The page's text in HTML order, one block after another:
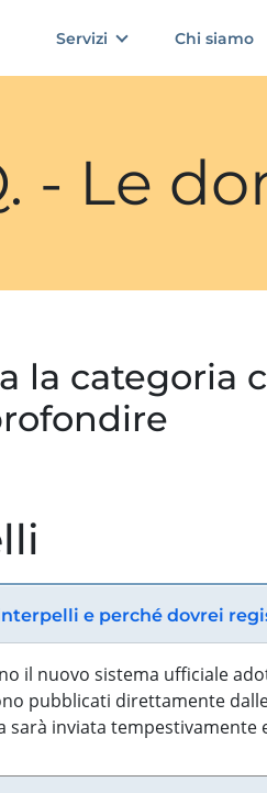
Servizi Chi siamo
- Le
la categoria
e perché dovrei
il nuovo sistema ufficiale
pubblicati direttamente
sarà inviata